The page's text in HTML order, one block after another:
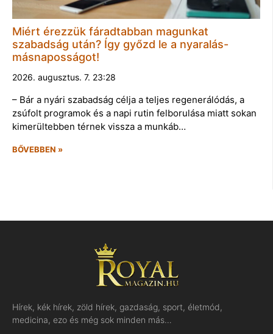
Miért érezzük fáradtabban magunkat
szabadság után? Így győzd le a nyaralás-
másnaposságot!
2026. augusztus. 7. 23:28
– Bár a nyári szabadság célja a teljes regenerálódás, a
zsúfolt programok és a napi rutin felborulása miatt sokan
kimerültebben térnek vissza a munkáb…
BŐVEBBEN »
Hírek, kék hírek, zöld hírek, gazdaság, sport, életmód,
medicina, ezo és még sok minden más…